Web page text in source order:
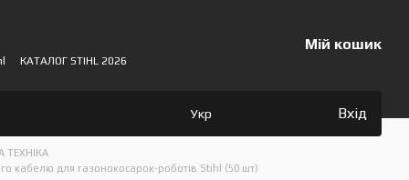
КАТАЛОГ STIHL 2026
Мій кошик
Укр Вхід
ТЕХНІКА
кабелю для газонокосарок-роботів Stihl (50 шт)